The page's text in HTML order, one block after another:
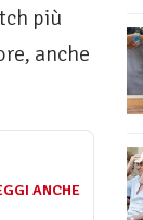
più
anche
ANCHE